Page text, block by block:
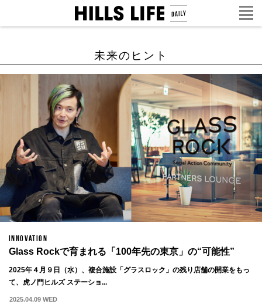
未来のヒント
INNOVATION
Glass Rockで育まれる「100年先の東京」の“可能性”
2025年４月９日（水）、複合施設「グラスロック」の残り店舗の開業をもっ
て、虎ノ門ヒルズ ステーショ...
2025.04.09 WED